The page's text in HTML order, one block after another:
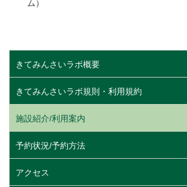
ム）
きてみんさいラボ概要
きてみんさいラボ規則・利用規約
施設紹介/利用案内
予約状況/予約方法
アクセス